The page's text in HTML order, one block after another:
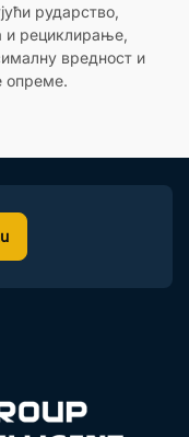
рударство,
и рециклирање,
вредност и
опреме.